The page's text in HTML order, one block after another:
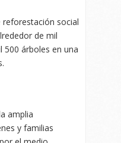
reforestación social
de mil
500 árboles en una
amplia
y familias